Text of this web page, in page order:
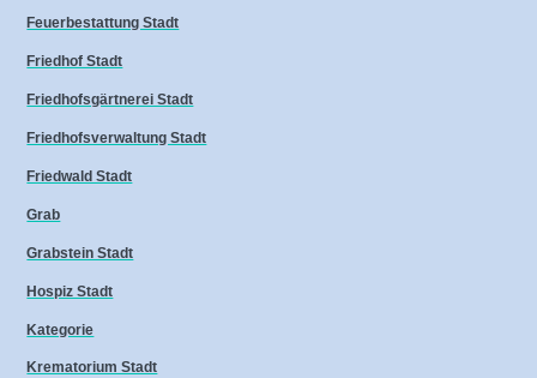
Feuerbestattung Stadt
Friedhof Stadt
Friedhofsgärtnerei Stadt
Friedhofsverwaltung Stadt
Friedwald Stadt
Grab
Grabstein Stadt
Hospiz Stadt
Kategorie
Krematorium Stadt